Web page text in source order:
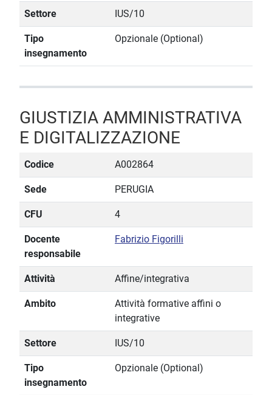
Settore IUS/10
Tipo
insegnamento
Opzionale (Optional)
GIUSTIZIA AMMINISTRATIVA
E DIGITALIZZAZIONE
Codice A002864
Sede PERUGIA
CFU 4
Docente
responsabile
Fabrizio Figorilli
Attività Affine/integrativa
Ambito
Attività formative affini o
integrative
Settore IUS/10
Tipo
insegnamento
Opzionale (Optional)